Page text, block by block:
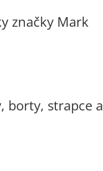
značky Mark
borty, strapce a